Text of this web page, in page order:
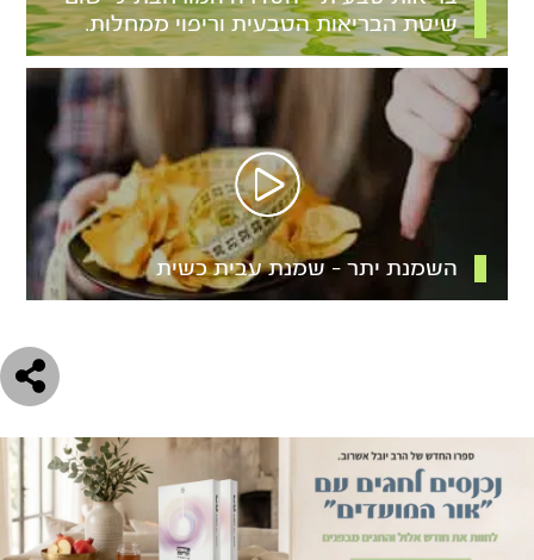
שיטת הבריאות הטבעית וריפוי ממחלות.
השמנת יתר – שמנת עבית כשית